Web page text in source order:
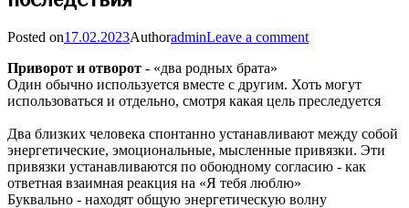
Posted on17.02.2023AuthoradminLeave a comment
Приворот и отворот - «два родных брата»
Один обычно используется вместе с другим. Хоть могут
использоваться и отдельно, смотря какая цель преследуется
Два близких человека спонтанно устанавливают между собой
энергетические, эмоциональные, мысленные привязки. Эти
привязки устанавливаются по обоюдному согласию - как
ответная взаимная реакция на «Я тебя люблю»
Буквально - находят общую энергетическую волну